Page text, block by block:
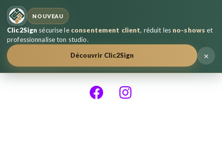
NOUVEAU
Clic2Sign sécurise le consentement client, réduit les no-shows et
professionnalise ton studio.
Découvrir Clic2Sign
×